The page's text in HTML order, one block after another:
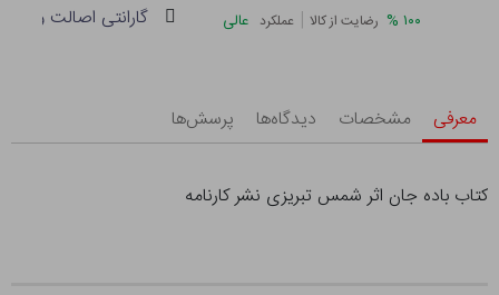
۱۰۰ % رضایت از کالا | عملکرد عالی گارانتی اصالت و
معرفی مشخصات دیدگاه‌ها پرسش‌ها
کتاب باده جان اثر شمس تبریزی نشر کارنامه